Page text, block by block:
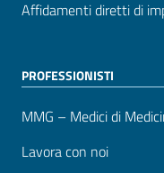
Affidamenti diretti di
PROFESSIONISTI
MMG – Medici di
Lavora con noi